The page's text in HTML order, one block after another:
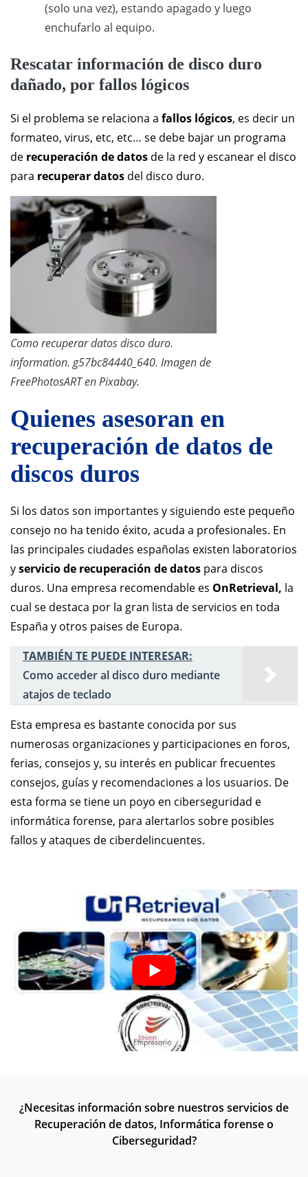
(solo una vez), estando apagado y luego
enchufarlo al equipo.
Rescatar información de disco duro
dañado, por fallos lógicos
Si el problema se relaciona a fallos lógicos, es decir un
formateo, virus, etc, etc… se debe bajar un programa
de recuperación de datos de la red y escanear el disco
para recuperar datos del disco duro.
Como recuperar datos disco duro.
information. g57bc84440_640. Imagen de
FreePhotosART en Pixabay.
Quienes asesoran en
recuperación de datos de
discos duros
Si los datos son importantes y siguiendo este pequeño
consejo no ha tenido éxito, acuda a profesionales. En
las principales ciudades españolas existen laboratorios
yservicio de recuperación de datos para discos
duros. Una empresa recomendable es OnRetrieval, la
cual se destaca por la gran lista de servicios en toda
España y otros paises de Europa.
TAMBIÉN TE PUEDE INTERESAR:
Como acceder al disco duro mediante
atajos de teclado
Esta empresa es bastante conocida por sus
numerosas organizaciones y participaciones en foros,
ferias, consejos y, su interés en publicar frecuentes
consejos, guías y recomendaciones a los usuarios. De
esta forma se tiene un poyo en ciberseguridad e
informática forense, para alertarlos sobre posibles
fallos y ataques de ciberdelincuentes.
¿Necesitas información sobre nuestros servicios de
Recuperación de datos, Informática forense o
Ciberseguridad?